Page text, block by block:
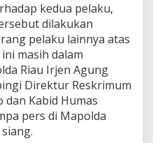
kedua pelaku,
dilakukan
pelaku lainnya atas
masih dalam
Riau Irjen Agung
Direktur Reskrimum
Kabid Humas
pers di Mapolda